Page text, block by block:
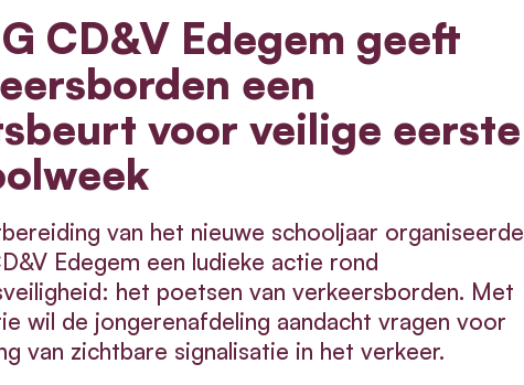
CD&V Edegem geeft
een
voor veilige eerste
van het nieuwe schooljaar organiseerde
Edegem een ludieke actie rond
het poetsen van verkeersborden. Met
wil de jongerenafdeling aandacht vragen voor
van zichtbare signalisatie in het verkeer.